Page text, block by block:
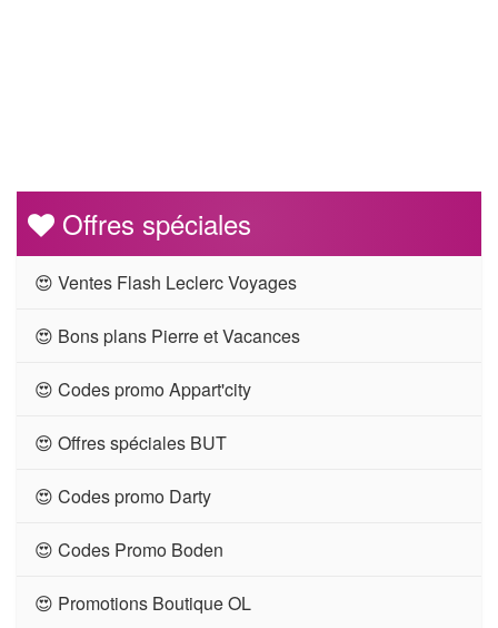
Offres spéciales
😍 Ventes Flash Leclerc Voyages
😍 Bons plans Pierre et Vacances
😍 Codes promo Appart'city
😍 Offres spéciales BUT
😍 Codes promo Darty
😍 Codes Promo Boden
😍 Promotions Boutique OL